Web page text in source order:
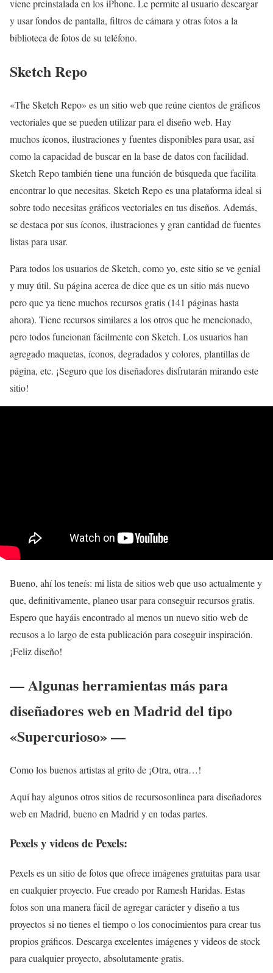
viene preinstalada en los iPhone. Le permite al usuario descargar
y usar fondos de pantalla, filtros de cámara y otras fotos a la
biblioteca de fotos de su teléfono.
Sketch Repo
«The Sketch Repo» es un sitio web que reúne cientos de gráficos
vectoriales que se pueden utilizar para el diseño web. Hay
muchos íconos, ilustraciones y fuentes disponibles para usar, así
como la capacidad de buscar en la base de datos con facilidad.
Sketch Repo también tiene una función de búsqueda que facilita
encontrar lo que necesitas. Sketch Repo es una plataforma ideal si
sobre todo necesitas gráficos vectoriales en tus diseños. Además,
se destaca por sus íconos, ilustraciones y gran cantidad de fuentes
listas para usar.
Para todos los usuarios de Sketch, como yo, este sitio se ve genial
y muy útil. Su página acerca de dice que es un sitio más nuevo
pero que ya tiene muchos recursos gratis (141 páginas hasta
ahora). Tiene recursos similares a los otros que he mencionado,
pero todos funcionan fácilmente con Sketch. Los usuarios han
agregado maquetas, íconos, degradados y colores, plantillas de
página, etc. ¡Seguro que los diseñadores disfrutarán mirando este
sitio!
Bueno, ahí los teneís: mi lista de sitios web que uso actualmente y
que, definitivamente, planeo usar para conseguir recursos gratis.
Espero que hayáis encontrado al menos un nuevo sitio web de
recusos a lo largo de esta publicación para coseguir inspiración.
¡Feliz diseño!
— Algunas herramientas más para
diseñadores web en Madrid del tipo
«Supercurioso» —
Como los buenos artistas al grito de ¡Otra, otra…!
Aquí hay algunos otros sitios de recursosonlinea para diseñadores
web en Madrid, bueno en Madrid y en todas partes.
Pexels y videos de Pexels:
Pexels es un sitio de fotos que ofrece imágenes gratuitas para usar
en cualquier proyecto. Fue creado por Ramesh Haridas. Estas
fotos son una manera fácil de agregar carácter y diseño a tus
proyectos si no tienes el tiempo o los conocimientos para crear tus
propios gráficos. Descarga excelentes imágenes y videos de stock
para cualquier proyecto, absolutamente gratis.